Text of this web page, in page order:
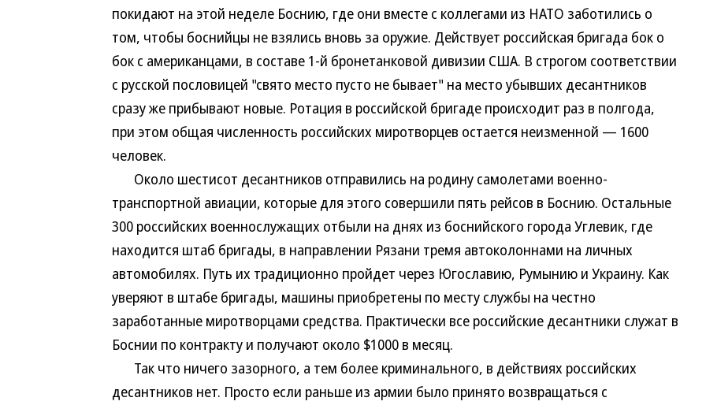
покидают на этой неделе Боснию, где они вместе с коллегами из НАТО заботились о
том, чтобы боснийцы не взялись вновь за оружие. Действует российская бригада бок о
бок с американцами, в составе 1-й бронетанковой дивизии США. В строгом соответствии
с русской пословицей "свято место пусто не бывает" на место убывших десантников
сразу же прибывают новые. Ротация в российской бригаде происходит раз в полгода,
при этом общая численность российских миротворцев остается неизменной — 1600
человек.
Около шестисот десантников отправились на родину самолетами военно-
транспортной авиации, которые для этого совершили пять рейсов в Боснию. Остальные
300 российских военнослужащих отбыли на днях из боснийского города Углевик, где
находится штаб бригады, в направлении Рязани тремя автоколоннами на личных
автомобилях. Путь их традиционно пройдет через Югославию, Румынию и Украину. Как
уверяют в штабе бригады, машины приобретены по месту службы на честно
заработанные миротворцами средства. Практически все российские десантники служат в
Боснии по контракту и получают около $1000 в месяц.
Так что ничего зазорного, а тем более криминального, в действиях российских
десантников нет. Просто если раньше из армии было принято возвращаться с